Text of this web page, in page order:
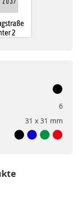
6
31 x 31 mm